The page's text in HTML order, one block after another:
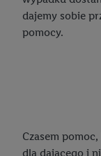
dajemy sobie
pomocy.
Czasem
dla dającego i
Tworzenie
generowaniu
przechowywanie
urządzeniach